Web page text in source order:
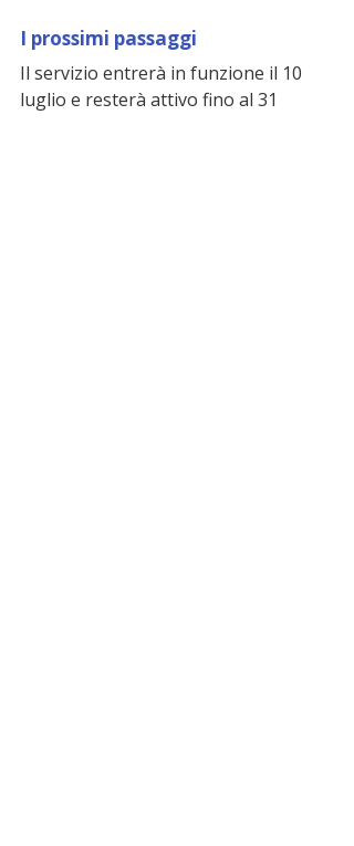
I prossimi passaggi
Il servizio entrerà in funzione il 10
luglio e resterà attivo fino al 31